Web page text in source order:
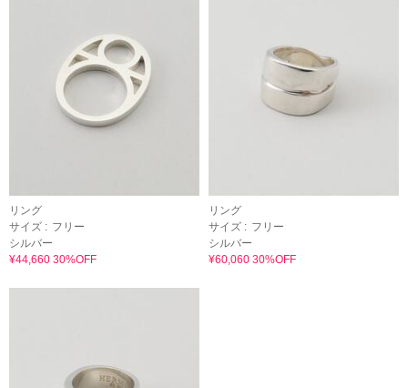
リング
サイズ : フリー
シルバー
¥44,660 30%OFF
リング
サイズ : フリー
シルバー
¥60,060 30%OFF